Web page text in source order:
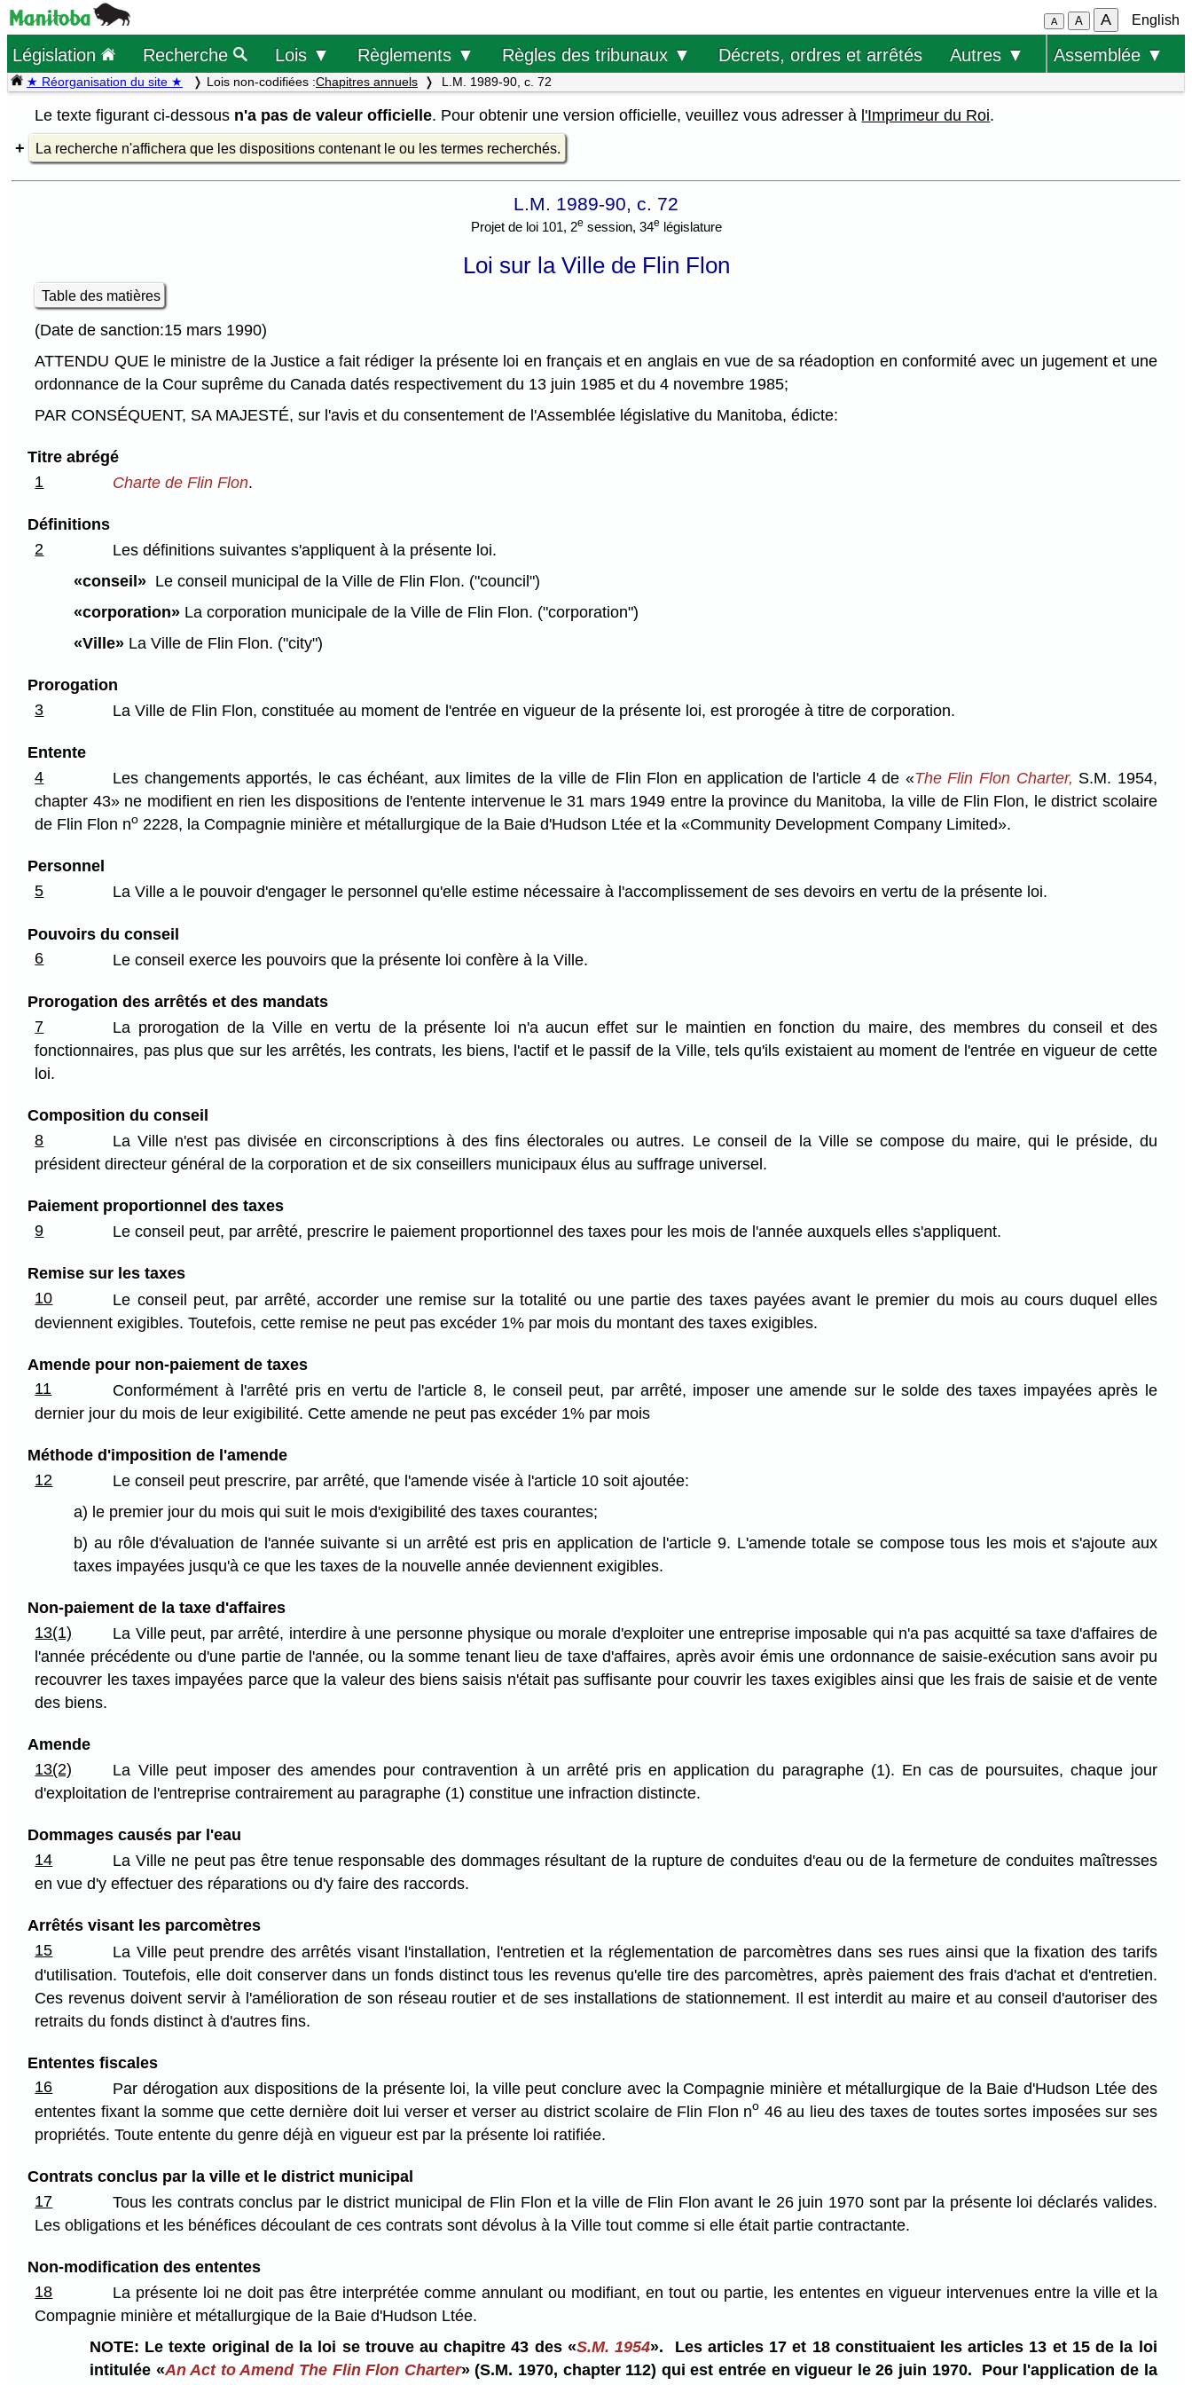
A A A English
Législation Recherche Lois ▼ Règlements ▼ Règles des tribunaux ▼ Décrets, ordres et arrêtés Autres ▼ Assemblée ▼
★ Réorganisation du site ★ Lois non-codifiées :Chapitres annuels L.M. 1989-90, c. 72
Le texte figurant ci-dessous n'a pas de valeur officielle. Pour obtenir une version officielle, veuillez vous adresser à l'Imprimeur du Roi.
La recherche n'affichera que les dispositions contenant le ou les termes recherchés.
L.M. 1989-90, c. 72
Projet de loi 101, 2e session, 34e législature
Loi sur la Ville de Flin Flon
Table des matières
(Date de sanction:15 mars 1990)
ATTENDU QUE le ministre de la Justice a fait rédiger la présente loi en français et en anglais en vue de sa réadoption en conformité avec un jugement et une
ordonnance de la Cour suprême du Canada datés respectivement du 13 juin 1985 et du 4 novembre 1985;
PAR CONSÉQUENT, SA MAJESTÉ, sur l'avis et du consentement de l'Assemblée législative du Manitoba, édicte:
Titre abrégé
1
Charte de Flin Flon.
Définitions
2
Les définitions suivantes s'appliquent à la présente loi.
«conseil» Le conseil municipal de la Ville de Flin Flon. ("council")
«corporation» La corporation municipale de la Ville de Flin Flon. ("corporation")
«Ville» La Ville de Flin Flon. ("city")
Prorogation
3
La Ville de Flin Flon, constituée au moment de l'entrée en vigueur de la présente loi, est prorogée à titre de corporation.
Entente
4
Les changements apportés, le cas échéant, aux limites de la ville de Flin Flon en application de l'article 4 de «The Flin Flon Charter, S.M. 1954,
chapter 43» ne modifient en rien les dispositions de l'entente intervenue le 31 mars 1949 entre la province du Manitoba, la ville de Flin Flon, le district scolaire
de Flin Flon no 2228, la Compagnie minière et métallurgique de la Baie d'Hudson Ltée et la «Community Development Company Limited».
Personnel
5
La Ville a le pouvoir d'engager le personnel qu'elle estime nécessaire à l'accomplissement de ses devoirs en vertu de la présente loi.
Pouvoirs du conseil
6
Le conseil exerce les pouvoirs que la présente loi confère à la Ville.
Prorogation des arrêtés et des mandats
7
La prorogation de la Ville en vertu de la présente loi n'a aucun effet sur le maintien en fonction du maire, des membres du conseil et des
fonctionnaires, pas plus que sur les arrêtés, les contrats, les biens, l'actif et le passif de la Ville, tels qu'ils existaient au moment de l'entrée en vigueur de cette
loi.
Composition du conseil
8
La Ville n'est pas divisée en circonscriptions à des fins électorales ou autres. Le conseil de la Ville se compose du maire, qui le préside, du
président directeur général de la corporation et de six conseillers municipaux élus au suffrage universel.
Paiement proportionnel des taxes
9
Le conseil peut, par arrêté, prescrire le paiement proportionnel des taxes pour les mois de l'année auxquels elles s'appliquent.
Remise sur les taxes
10
Le conseil peut, par arrêté, accorder une remise sur la totalité ou une partie des taxes payées avant le premier du mois au cours duquel elles
deviennent exigibles. Toutefois, cette remise ne peut pas excéder 1% par mois du montant des taxes exigibles.
Amende pour non-paiement de taxes
11
Conformément à l'arrêté pris en vertu de l'article 8, le conseil peut, par arrêté, imposer une amende sur le solde des taxes impayées après le
dernier jour du mois de leur exigibilité. Cette amende ne peut pas excéder 1% par mois
Méthode d'imposition de l'amende
12
Le conseil peut prescrire, par arrêté, que l'amende visée à l'article 10 soit ajoutée:
a) le premier jour du mois qui suit le mois d'exigibilité des taxes courantes;
b) au rôle d'évaluation de l'année suivante si un arrêté est pris en application de l'article 9. L'amende totale se compose tous les mois et s'ajoute aux
taxes impayées jusqu'à ce que les taxes de la nouvelle année deviennent exigibles.
Non-paiement de la taxe d'affaires
13(1)
La Ville peut, par arrêté, interdire à une personne physique ou morale d'exploiter une entreprise imposable qui n'a pas acquitté sa taxe d'affaires de
l'année précédente ou d'une partie de l'année, ou la somme tenant lieu de taxe d'affaires, après avoir émis une ordonnance de saisie-exécution sans avoir pu
recouvrer les taxes impayées parce que la valeur des biens saisis n'était pas suffisante pour couvrir les taxes exigibles ainsi que les frais de saisie et de vente
des biens.
Amende
13(2)
La Ville peut imposer des amendes pour contravention à un arrêté pris en application du paragraphe (1). En cas de poursuites, chaque jour
d'exploitation de l'entreprise contrairement au paragraphe (1) constitue une infraction distincte.
Dommages causés par l'eau
14
La Ville ne peut pas être tenue responsable des dommages résultant de la rupture de conduites d'eau ou de la fermeture de conduites maîtresses
en vue d'y effectuer des réparations ou d'y faire des raccords.
Arrêtés visant les parcomètres
15
La Ville peut prendre des arrêtés visant l'installation, l'entretien et la réglementation de parcomètres dans ses rues ainsi que la fixation des tarifs
d'utilisation. Toutefois, elle doit conserver dans un fonds distinct tous les revenus qu'elle tire des parcomètres, après paiement des frais d'achat et d'entretien.
Ces revenus doivent servir à l'amélioration de son réseau routier et de ses installations de stationnement. Il est interdit au maire et au conseil d'autoriser des
retraits du fonds distinct à d'autres fins.
Ententes fiscales
16
Par dérogation aux dispositions de la présente loi, la ville peut conclure avec la Compagnie minière et métallurgique de la Baie d'Hudson Ltée des
ententes fixant la somme que cette dernière doit lui verser et verser au district scolaire de Flin Flon no 46 au lieu des taxes de toutes sortes imposées sur ses
propriétés. Toute entente du genre déjà en vigueur est par la présente loi ratifiée.
Contrats conclus par la ville et le district municipal
17
Tous les contrats conclus par le district municipal de Flin Flon et la ville de Flin Flon avant le 26 juin 1970 sont par la présente loi déclarés valides.
Les obligations et les bénéfices découlant de ces contrats sont dévolus à la Ville tout comme si elle était partie contractante.
Non-modification des ententes
18
La présente loi ne doit pas être interprétée comme annulant ou modifiant, en tout ou partie, les ententes en vigueur intervenues entre la ville et la
Compagnie minière et métallurgique de la Baie d'Hudson Ltée.
NOTE: Le texte original de la loi se trouve au chapitre 43 des «S.M. 1954». Les articles 17 et 18 constituaient les articles 13 et 15 de la loi
intitulée «An Act to Amend The Flin Flon Charter» (S.M. 1970, chapter 112) qui est entrée en vigueur le 26 juin 1970. Pour l'application de la